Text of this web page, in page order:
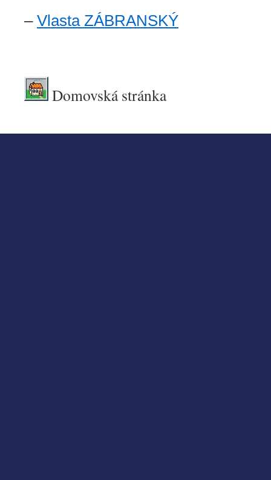
– Vlasta ZÁBRANSKÝ
Domovská stránka